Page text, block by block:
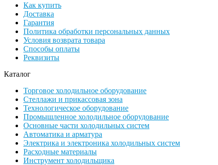
Как купить
Доставка
Гарантия
Политика обработки персональных данных
Условия возврата товара
Способы оплаты
Реквизиты
Каталог
Торговое холодильное оборудование
Стеллажи и прикассовая зона
Технологическое оборудование
Промышленное холодильное оборудование
Основные части холодильных систем
Автоматика и арматура
Электрика и электроника холодильных систем
Расходные материалы
Инструмент холодильщика